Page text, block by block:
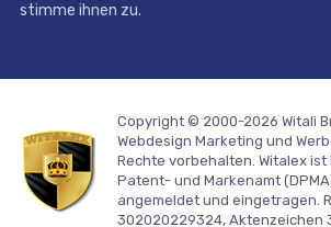
stimme ihnen zu.
Copyright © 2000-2026 Witali
Webdesign Marketing und
Rechte vorbehalten. Witalex ist
Patent- und Markenamt
angemeldet und eingetragen.
302020229324, Aktenzeichen